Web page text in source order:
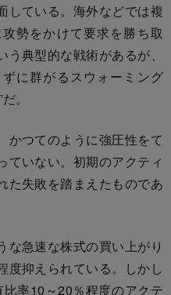
している。海外などでは複
勢をかけて要求を勝ち取
典型的な戦術があるが、
に群がるスウォーミング
。
つてのように強圧性をて
ていない。初期のアクティ
た失敗を踏まえたものであ
急速な株式の買い上がり
度抑えられている。しかし
率10～20％程度のアクテ